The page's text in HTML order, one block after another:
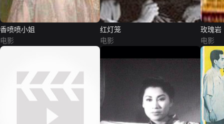
香喷喷小姐
电影
红灯笼
电影
玫瑰岩
电影